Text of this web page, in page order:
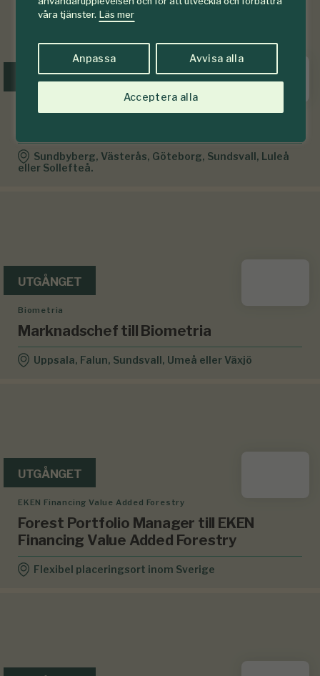
våra tjänster. Läs mer
Anpassa Avvisa alla
Acceptera alla
UTGÅNGET
Sundbyberg, Västerås, Göteborg, Sundsvall, Luleå
eller Sollefteå.
UTGÅNGET
Biometria
Marknadschef till Biometria
Uppsala, Falun, Sundsvall, Umeå eller Växjö
UTGÅNGET
EKEN Financing Value Added Forestry
Forest Portfolio Manager till EKEN
Financing Value Added Forestry
Flexibel placeringsort inom Sverige